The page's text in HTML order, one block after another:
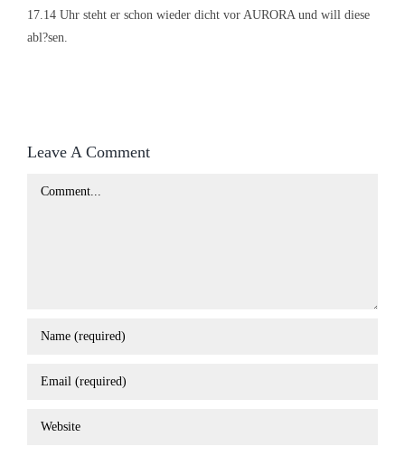
17.14 Uhr steht er schon wieder dicht vor AURORA und will diese
abl?sen.
Leave A Comment
Comment